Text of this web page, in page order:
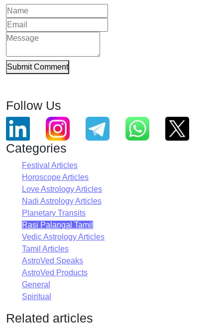
Submit Comment
Follow Us
Categories
Festival Articles
Horoscope Articles
Love Astrology Articles
Nadi Astrology Articles
Planetary Transits
Rasi Palangal Tamil
Vedic Astrology Articles
Tamil Articles
AstroVed Speaks
AstroVed Products
General
Spiritual
Related articles